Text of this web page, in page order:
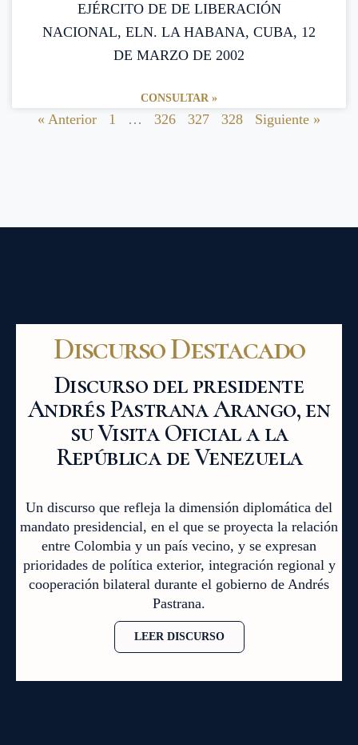
EJÉRCITO DE DE LIBERACIÓN
NACIONAL, ELN. LA HABANA, CUBA, 12
DE MARZO DE 2002
CONSULTAR »
« Anterior 1 … 326 327 328 Siguiente »
Discurso Destacado
Discurso del presidente
Andrés Pastrana Arango, en
su Visita Oficial a la
República de Venezuela
Un discurso que refleja la dimensión diplomática del
mandato presidencial, en el que se proyecta la relación
entre Colombia y un país vecino, y se expresan
prioridades de política exterior, integración regional y
cooperación bilateral durante el gobierno de Andrés
Pastrana.
LEER DISCURSO